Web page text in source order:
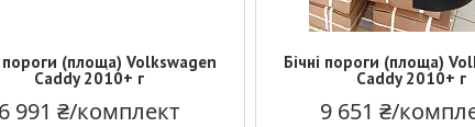
пороги (площа) Volkswagen
Caddy 2010+ г
991 ₴/комплект
Бічні пороги (площа)
Caddy 2010+ г
9 651 ₴/